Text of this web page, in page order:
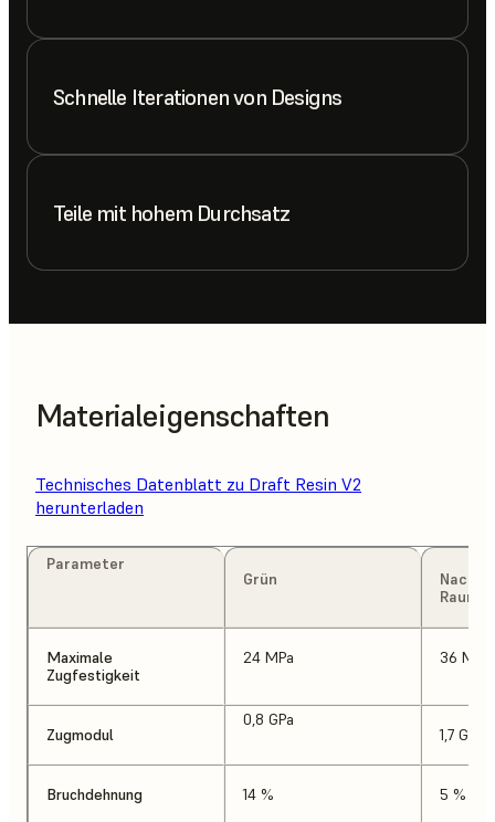
Schnelle Iterationen von Designs
Teile mit hohem Durchsatz
Materialeigenschaften
Technisches Datenblatt zu Draft Resin V2
herunterladen
Parameter
Grün
Maximale
Zugfestigkeit
24 MPa 36 MPa
Zugmodul
0,8 GPa
1,7 GPa
Bruchdehnung 14 % 5 %